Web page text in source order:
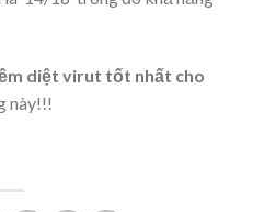
diệt virut tốt nhất cho
này!!!